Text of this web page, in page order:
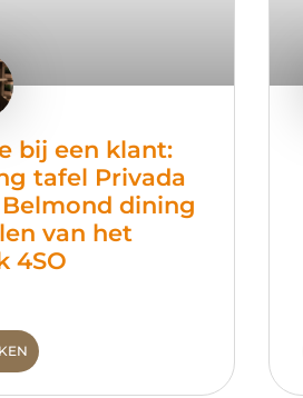
bij een klant:
tafel Privada
dining
van het
4SO